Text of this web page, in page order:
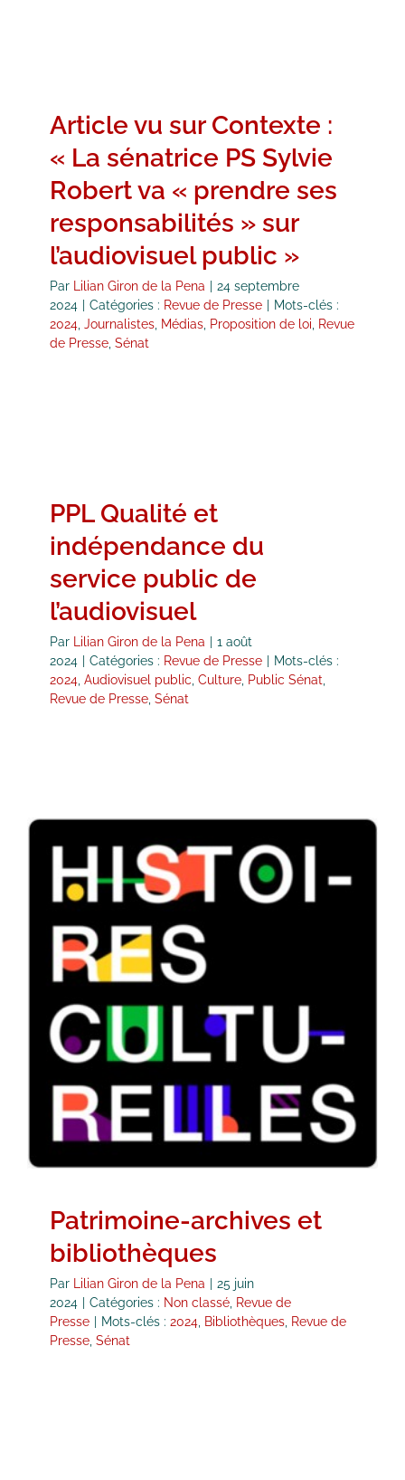
Article vu sur Contexte :
« La sénatrice PS Sylvie
Robert va « prendre ses
responsabilités » sur
l’audiovisuel public »
Par Lilian Giron de la Pena
24 septembre
2024
Catégories : Revue de Presse
Mots-clés :
2024 Journalistes Médias Proposition de loi
Revue
de Presse Sénat
PPL Qualité et
indépendance du
service public de
l’audiovisuel
Par Lilian Giron de la Pena
1 août
2024
Catégories : Revue de Presse
Mots-clés :
2024 Audiovisuel public Culture Public Sénat
Revue de Presse Sénat
Patrimoine-archives et
Non classé Revue de Presse
Patrimoine-archives et
bibliothèques
Par Lilian Giron de la Pena
25 juin
2024
Catégories : Non classé Revue de
Presse
Mots-clés : 2024 Bibliothèques Revue de
Presse Sénat